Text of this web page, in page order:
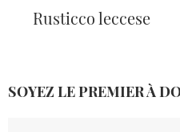
Rusticco leccese
SOYEZ LE PREMIER À